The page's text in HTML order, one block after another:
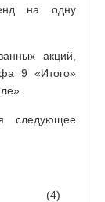
на одну
акций,
9 «Итого»
следующее
(4)